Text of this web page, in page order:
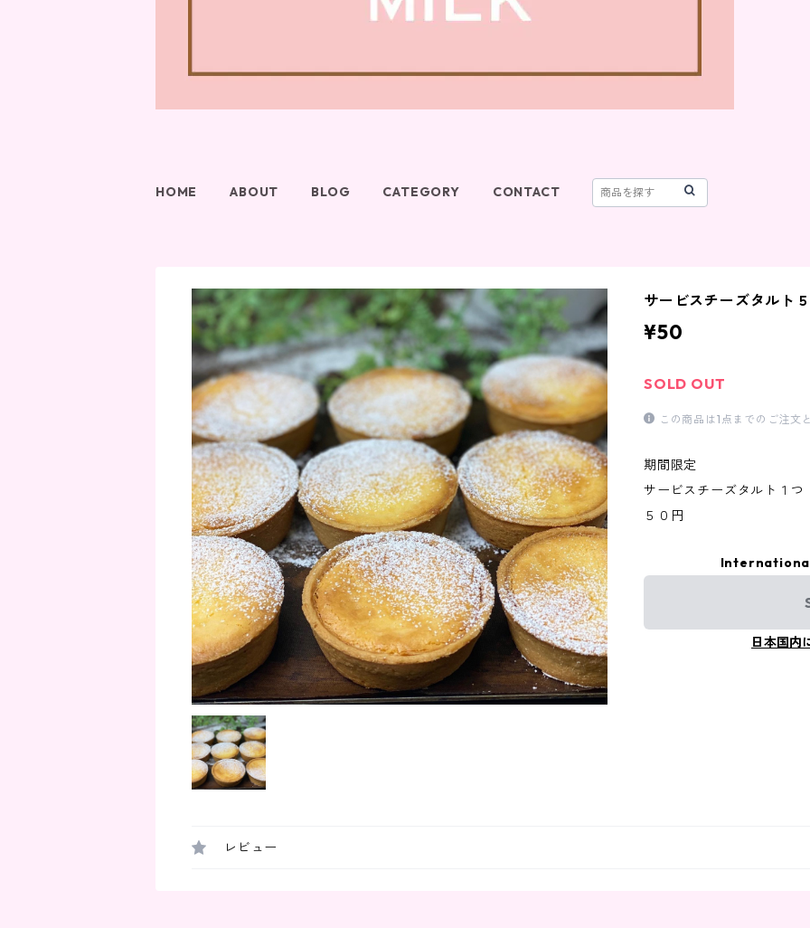
HOME ABOUT BLOG CATEGORY CONTACT
サービスチーズタルト
¥50
SOLD OUT
この商品は1点までのご注文
期間限定
サービスチーズタルト１つ
５０円
日本国内
レビュー